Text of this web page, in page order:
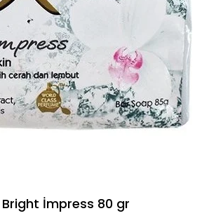
Bright İmpress 80 gr